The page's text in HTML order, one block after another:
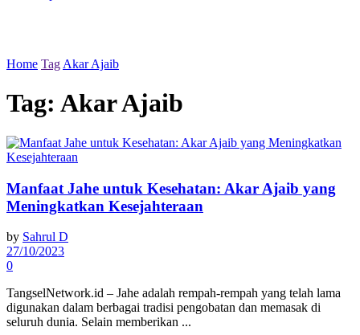
Home Tag Akar Ajaib
Tag: Akar Ajaib
Manfaat Jahe untuk Kesehatan: Akar Ajaib yang
Meningkatkan Kesejahteraan
by Sahrul D
27/10/2023
0
TangselNetwork.id – Jahe adalah rempah-rempah yang telah lama
digunakan dalam berbagai tradisi pengobatan dan memasak di
seluruh dunia. Selain memberikan ...